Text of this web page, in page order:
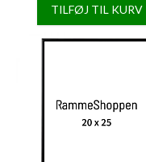
TILFØJ TIL KURV